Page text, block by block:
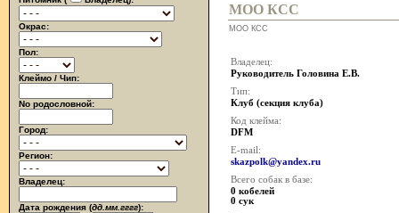
Окрас:
Пол:
Клеймо / Чип:
No родословной:
Город:
Регион:
Владелец:
Дата рождения (дд.мм.гггг):
МОО КСС
МОО КСС
Владелец:
Руководитель Головина Е.В.
Тип:
Клуб (секция клуба)
Код клейма:
DFM
E-mail:
skazpolk@yandex.ru
Всего собак в базе:
0 кобелей
0 сук